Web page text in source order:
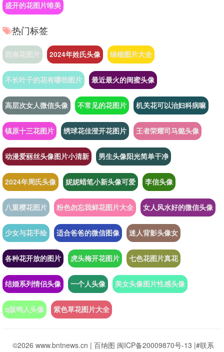
盛开的花图片唯美
热门标签
西南花图片 2024年姓氏头像 绿植图片大全
不长叶子的花有哪些图片 最近最火的闺蜜头像
高层次女人微信头像 不常见的花图片 机关花可以治妇科病嘛
镇原十三花图片 绣球花佳澄开花图片 王者荣耀司马懿头像
动漫爱丽丝头像图片小清新 男生头像阳光简单干净
2024年周氏头像 妮妮蜡笔小新头像可爱 李信头像
八重樱花图片 粉色勿忘我鲜花图片大全 女人风水好的微信头像
少女与花手绘 适合爸爸的微信图像 迷人背影头像女
各种花开放的图片 虎头梅开花图片 七色花图片真花
结婚系列情侣头像 一个人头像 美女头像图片性感头像
q版鸣人头像 紫色草花图片大全
©2026 www.bntnews.cn | 百纳图 闽ICP备20009870号-13 |#联系